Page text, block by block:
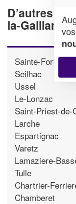
D’autres
la-Gaillarde
Sainte-
Seilhac
Ussel
Le-Lonzac
Saint-Priest-de-
Larche
Espartignac
Varetz
Lamaziere-
Tulle
Chartrier-
Chamberet
vos